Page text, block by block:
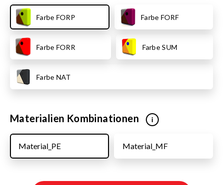
Farbe FORP Farbe FORF
Farbe FORR Farbe SUM
Farbe NAT
Materialien Kombinationen i
Material_MF
Material_PE